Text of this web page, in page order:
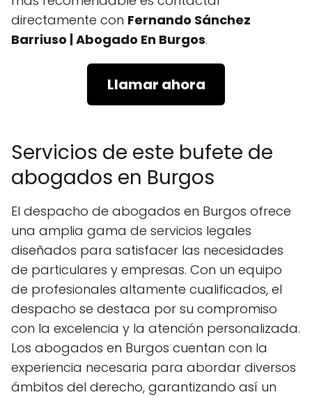
directamente con Fernando Sánchez
Barriuso | Abogado En Burgos.
Llamar ahora
Servicios de este bufete de
abogados en Burgos
El despacho de abogados en Burgos ofrece
una amplia gama de servicios legales
diseñados para satisfacer las necesidades
de particulares y empresas. Con un equipo
de profesionales altamente cualificados, el
despacho se destaca por su compromiso
con la excelencia y la atención personalizada.
Los abogados en Burgos cuentan con la
experiencia necesaria para abordar diversos
ámbitos del derecho, garantizando así un